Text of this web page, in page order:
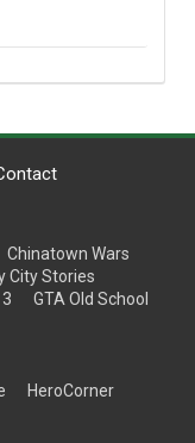
Chinatown Wars
City Stories
GTA Old School
HeroCorner